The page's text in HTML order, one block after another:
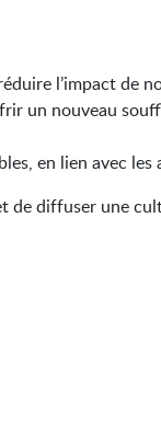
l’impact de
un nouveau
en lien avec
de diffuser une